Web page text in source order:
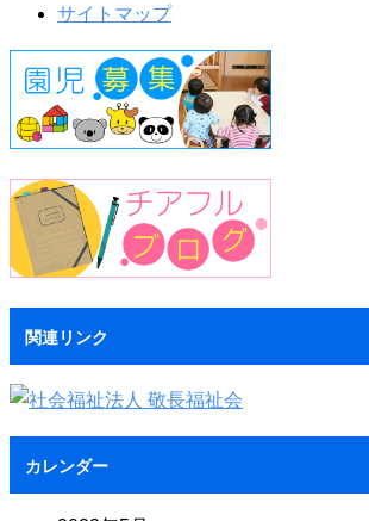
サイトマップ
関連リンク
カレンダー